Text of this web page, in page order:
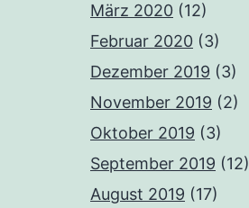
März 2020 (12)
Februar 2020 (3)
Dezember 2019 (3)
November 2019 (2)
Oktober 2019 (3)
September 2019 (12)
August 2019 (17)